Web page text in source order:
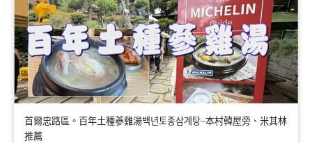
首爾忠路區。百年土種蔘雞湯백년토종삼계탕~本村韓屋旁、米其林
推薦